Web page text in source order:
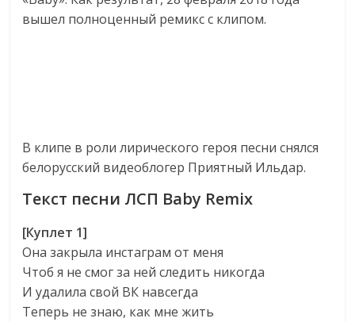
вышел полноценный ремикс с клипом.
В клипе в роли лирического героя песни снялся
белорусский видеоблогер Приятный Ильдар.
Текст песни ЛСП Baby Remix
[Куплет 1]
Она закрыла инстаграм от меня
Чтоб я не смог за ней следить никогда
И удалила свой ВК навсегда
Теперь не знаю, как мне жить